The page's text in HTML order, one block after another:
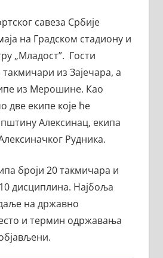
савеза Србије
на Градском стадиону и
„Младост”. Гости
из Зајечара, а
из Мерошине. Као
екипе које ће
Алексинац, екипа
Рудника.
броји 20 такмичара и
дисциплина. Најбоља
на државно
и термин одржавања